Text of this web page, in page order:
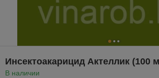
Инсектоакарицид Актеллик (100
В наличии